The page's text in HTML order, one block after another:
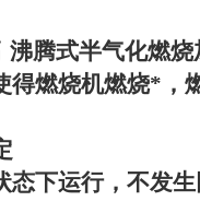
沸腾式半气化燃
得燃烧机燃烧*，
态下运行，不发